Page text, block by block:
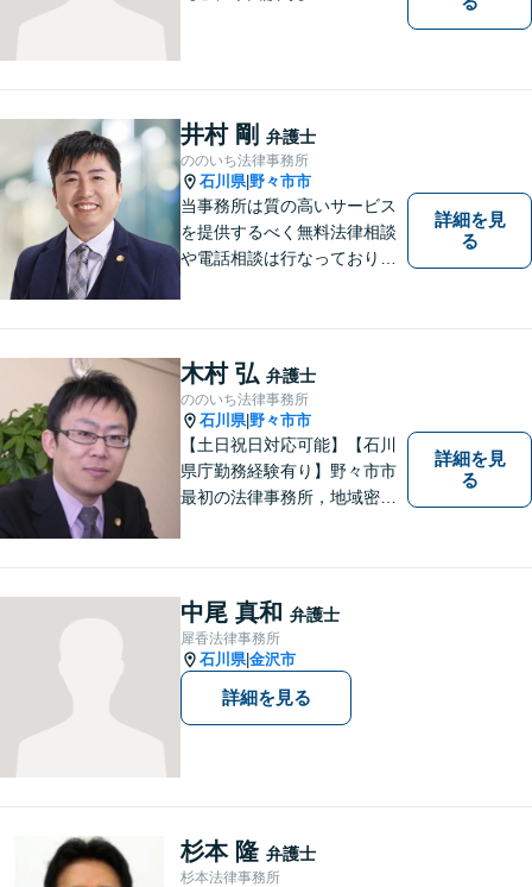
井村 剛 弁護士
ののいち法律事務所
石川県| 野々市市
当事務所は質の高いサービス
を提供するべく無料法律相談
や電話相談は行なっておりま
をします。相続・遺言／債権
回収「スピード対応」／企業
法務「顧問契約も可能」【夜
間・休日面談可】【完全個
室】
詳細を見
る
木村 弘 弁護士
ののいち法律事務所
石川県| 野々市市
【土日祝日対応可能】【石川
県庁勤務経験有り】野々市市
最初の法律事務所，地域密着
詳細を見
る
中尾 真和 弁護士
犀香法律事務所
石川県|金沢市
詳細を見る
杉本 隆 弁護士
杉本法律事務所